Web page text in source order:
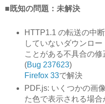
■既知の問題：未解決
HTTP1.1 の転送の中
していないダウンロ
ことがある不具合の修
(Bug 237623)
Firefox 33で解決
PDF.js: いくつかの画
た色で表示される場